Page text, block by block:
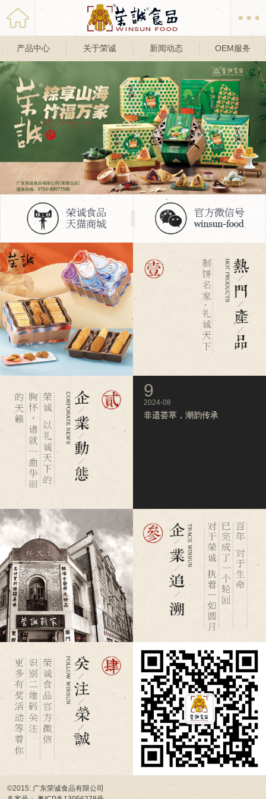
产品中心 关于荣诚 新闻动态 OEM服务
9
2024-07
2024荣诚中秋新礼食图鉴_月
圆情满寄相思
9
2024-08
非遗荟萃，潮韵传承
©2015: 广东荣诚食品有限公司